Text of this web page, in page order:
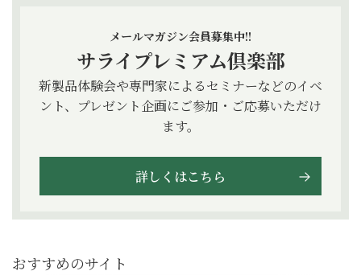
メールマガジン会員募集中!!
サライプレミアム倶楽部
新製品体験会や専門家によるセミナーなどのイベ
ント、プレゼント企画にご参加・ご応募いただけ
ます。
詳しくはこちら
おすすめのサイト